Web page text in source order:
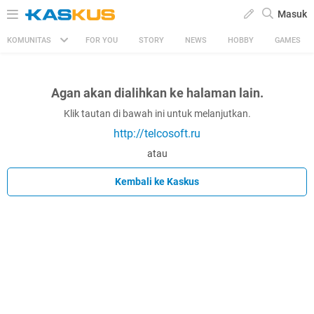
Masuk
KOMUNITAS FOR YOU STORY NEWS HOBBY GAMES
Agan akan dialihkan ke halaman lain.
Klik tautan di bawah ini untuk melanjutkan.
http://telcosoft.ru
atau
Kembali ke Kaskus